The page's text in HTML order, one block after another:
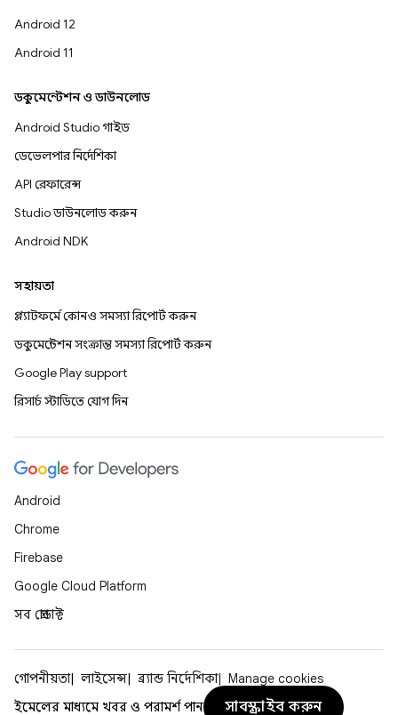
Android 12
Android 11
ডকুমেন্টেশন ও ডাউনলোড
Android Studio গাইড
ডেভেলপার নির্দেশিকা
API রেফারেন্স
Studio ডাউনলোড করুন
Android NDK
সহায়তা
প্ল্যাটফর্মে কোনও সমস্যা রিপোর্ট করুন
ডকুমেন্টেশন সংক্রান্ত সমস্যা রিপোর্ট করুন
Google Play support
রিসার্চ স্টাডিতে যোগ দিন
Android
Chrome
Firebase
Google Cloud Platform
সব প্রোডাক্ট
গোপনীয়তা লাইসেন্স ব্র্যান্ড নির্দেশিকা
Manage cookies
ইমেলের মাধ্যমে খবর ও পরামর্শ পান
সাবস্ক্রাইব করুন